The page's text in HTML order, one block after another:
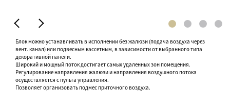
Блок можно устанавливать в исполнении без жалюзи (подача воздуха через
вент. канал) или подвесным кассетным, в зависимости от выбранного типа
декоративной панели.
Широкий и мощный поток достигает самых удаленных зон помещения.
Регулирование направления жалюзи и направления воздушного потока
осуществляется с пульта управления.
Позволяет организовать подмес приточного воздуха.
Сравнение выбранных моделей: